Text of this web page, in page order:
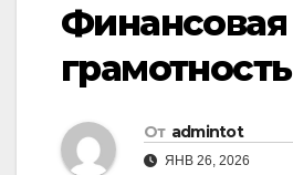
Финансовая
грамотность
От admintot
ЯНВ 26, 2026